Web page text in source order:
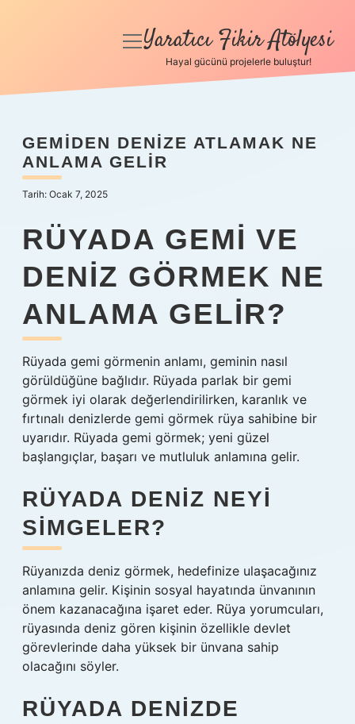
Anasayfa
Yasal Uyarı
Hakkımızda
menüyü
Yaratıcı Fikir Atölyesi
Hayal gücünü projelerle buluştur!
GEMIDEN DENIZE ATLAMAK NE
ANLAMA GELIR
Tarih: Ocak 7, 2025
RÜYADA GEMI VE
DENIZ GÖRMEK NE
ANLAMA GELIR?
Rüyada gemi görmenin anlamı, geminin nasıl
görüldüğüne bağlıdır. Rüyada parlak bir gemi
görmek iyi olarak değerlendirilirken, karanlık ve
fırtınalı denizlerde gemi görmek rüya sahibine bir
uyarıdır. Rüyada gemi görmek; yeni güzel
başlangıçlar, başarı ve mutluluk anlamına gelir.
RÜYADA DENIZ NEYI
SIMGELER?
Rüyanızda deniz görmek, hedefinize ulaşacağınız
anlamına gelir. Kişinin sosyal hayatında ünvanının
önem kazanacağına işaret eder. Rüya yorumcuları,
rüyasında deniz gören kişinin özellikle devlet
görevlerinde daha yüksek bir ünvana sahip
olacağını söyler.
RÜYADA DENIZDE